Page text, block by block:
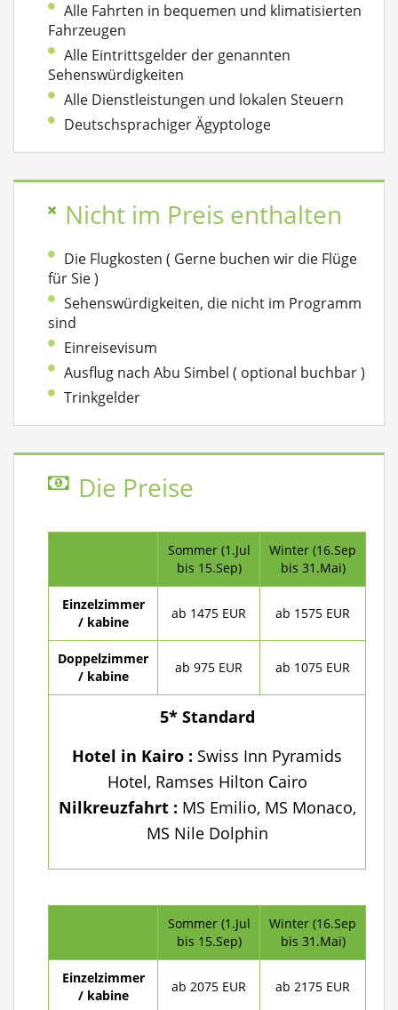
Alle Fahrten in bequemen und klimatisierten
Fahrzeugen
Alle Eintrittsgelder der genannten
Sehenswürdigkeiten
Alle Dienstleistungen und lokalen Steuern
Deutschsprachiger Ägyptologe
Nicht im Preis enthalten
Die Flugkosten ( Gerne buchen wir die Flüge
für Sie )
Sehenswürdigkeiten, die nicht im Programm
sind
Einreisevisum
Ausflug nach Abu Simbel ( optional buchbar )
Trinkgelder
Die Preise
Sommer (1.Jul
bis 15.Sep)
Winter (16.Sep
bis 31.Mai)
Einzelzimmer
/ kabine
ab 1475 EUR ab 1575 EUR
Doppelzimmer
/ kabine
ab 975 EUR ab 1075 EUR
5* Standard
Hotel in Kairo : Swiss Inn Pyramids
Hotel, Ramses Hilton Cairo
Nilkreuzfahrt : MS Emilio, MS Monaco,
MS Nile Dolphin
Sommer (1.Jul
bis 15.Sep)
Winter (16.Sep
bis 31.Mai)
Einzelzimmer
/ kabine
ab 2075 EUR ab 2175 EUR